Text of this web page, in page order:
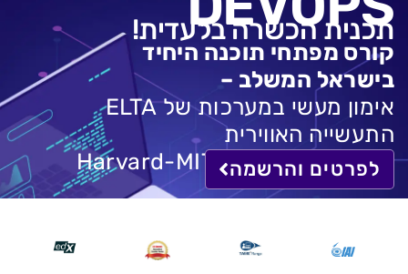
תכנית הכשרה בלעדית!
קורס מפתחי תוכנה היחיד
בישראל המשלב –
אימון מעשי במערכות של ELTA
התעשייה האווירית
תעודת הסמכה של Harvard-MIT
לפרטים והרשמה